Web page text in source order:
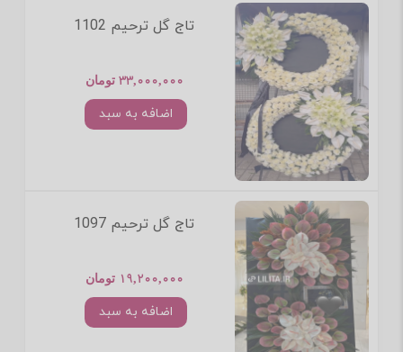
تاج گل ترحیم 1102
33,000,000 تومان
اضافه به سبد
تاج گل ترحیم 1097
19,200,000 تومان
اضافه به سبد